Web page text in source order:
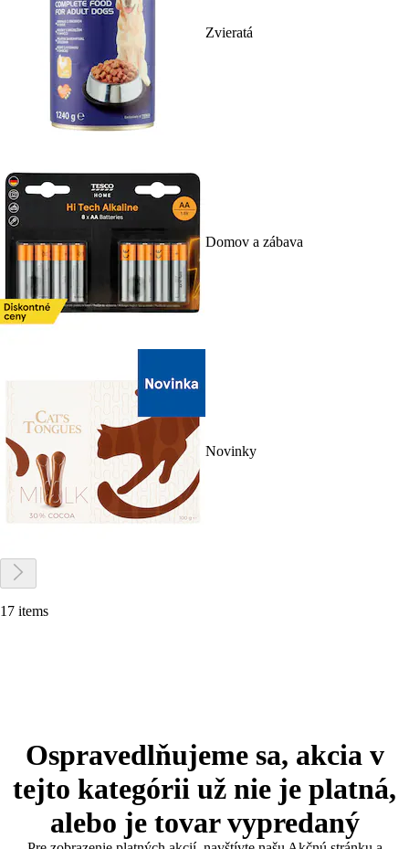
Zvieratá
Domov a zábava
Novinky
17 items
Ospravedlňujeme sa, akcia v
tejto kategórii už nie je platná,
alebo je tovar vypredaný